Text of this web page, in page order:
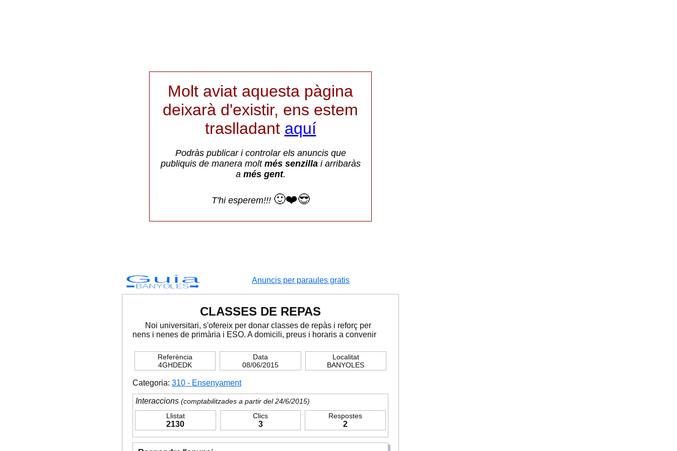
Molt aviat aquesta pàgina
deixarà d'existir, ens estem
traslladant aquí
Podràs publicar i controlar els anuncis que
publiquis de manera molt més senzillai arribaràs
a més gent.
T'hi esperem!!! 🙂❤️😎
Guia
BANYOLES
Anuncis per paraules gratis
CLASSES DE REPAS
Noi universitari, s'ofereix per donar classes de repàs i reforç per
nens i nenes de primària i ESO. A domicili, preus i horaris a convenir
Referència
4GHDEDK
Data
08/06/2015
Localitat
BANYOLES
Categoria: 310 - Ensenyament
Interaccions (comptabilitzades a partir del 24/6/2015)
Llistat
2130
Clics
3
Respostes
2